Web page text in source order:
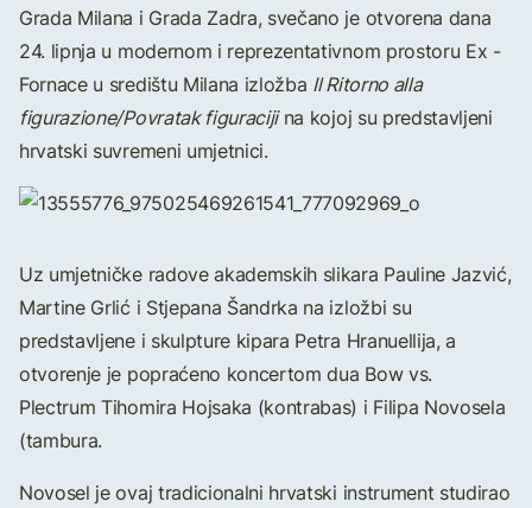
Grada Milana i Grada Zadra, svečano je otvorena dana
24. lipnja u modernom i reprezentativnom prostoru Ex -
Fornace u središtu Milana izložba Il Ritorno alla
figurazione/Povratak figuracijina kojoj su predstavljeni
hrvatski suvremeni umjetnici.
Uz umjetničke radove akademskih slikara Pauline Jazvić,
Martine Grlić i Stjepana Šandrka na izložbi su
predstavljene i skulpture kipara Petra Hranuellija, a
otvorenje je popraćeno koncertom dua Bow vs.
Plectrum Tihomira Hojsaka (kontrabas) i Filipa Novosela
(tambura.
Novosel je ovaj tradicionalni hrvatski instrument studirao